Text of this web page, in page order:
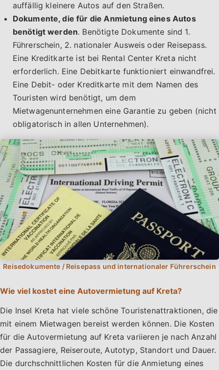
auffällig kleinere Autos auf den Straßen.
Dokumente, die für die Anmietung eines Autos
benötigt werden. Benötigte Dokumente sind 1.
Führerschein, 2. nationaler Ausweis oder Reisepass.
Eine Kreditkarte ist bei Rental Center Kreta nicht
erforderlich. Eine Debitkarte funktioniert einwandfrei.
Eine Debit- oder Kreditkarte mit dem Namen des
Touristen wird benötigt, um dem
Mietwagenunternehmen eine Garantie zu geben (nicht
obligatorisch in allen Unternehmen).
Wie viel kostet eine Autovermietung auf Kreta?
Die Insel Kreta hat viele schöne Touristenattraktionen, die
mit einem Mietwagen bereist werden können. Die Kosten
für die Autovermietung auf Kreta variieren je nach Anzahl
der Passagiere, Reiseroute, Autotyp, Standort und Dauer.
Die durchschnittlichen Kosten für die Anmietung eines